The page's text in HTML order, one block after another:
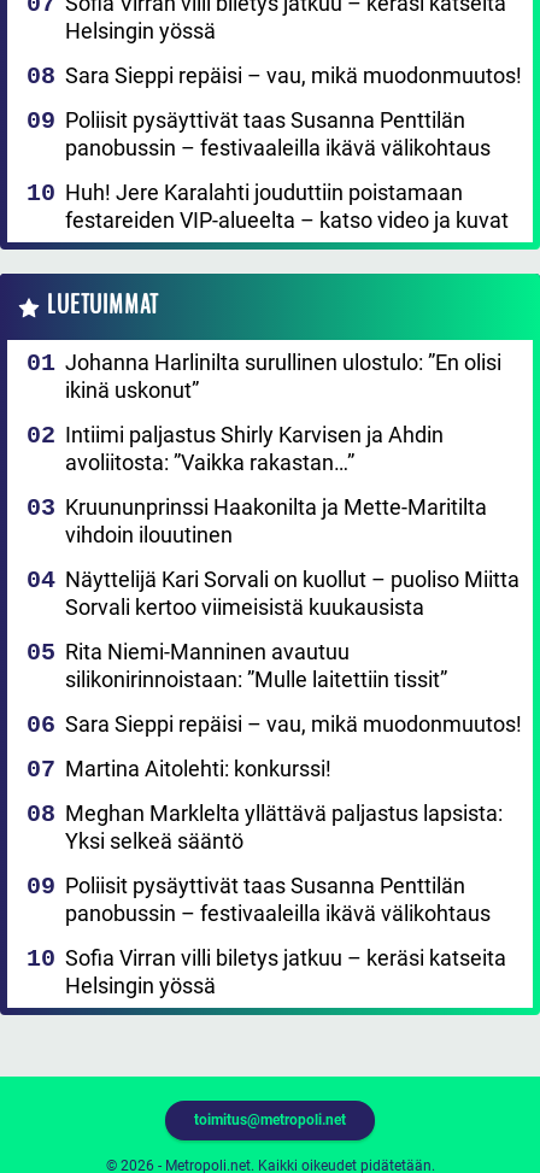
Helsingin yössä
Sara Sieppi repäisi – vau, mikä muodonmuutos!
Poliisit pysäyttivät taas Susanna Penttilän
panobussin – festivaaleilla ikävä välikohtaus
Huh! Jere Karalahti jouduttiin poistamaan
festareiden VIP-alueelta – katso video ja kuvat
LUETUIMMAT
Johanna Harlinilta surullinen ulostulo: ”En olisi
ikinä uskonut”
Intiimi paljastus Shirly Karvisen ja Ahdin
avoliitosta: ”Vaikka rakastan…”
Kruununprinssi Haakonilta ja Mette-Maritilta
vihdoin ilouutinen
Näyttelijä Kari Sorvali on kuollut – puoliso Miitta
Sorvali kertoo viimeisistä kuukausista
Rita Niemi-Manninen avautuu
silikonirinnoistaan: ”Mulle laitettiin tissit”
Sara Sieppi repäisi – vau, mikä muodonmuutos!
Martina Aitolehti: konkurssi!
Meghan Marklelta yllättävä paljastus lapsista:
Yksi selkeä sääntö
Poliisit pysäyttivät taas Susanna Penttilän
panobussin – festivaaleilla ikävä välikohtaus
Sofia Virran villi biletys jatkuu – keräsi katseita
Helsingin yössä
© 2026 - Metropoli.net. Kaikki oikeudet pidätetään.
toimitus@metropoli.net